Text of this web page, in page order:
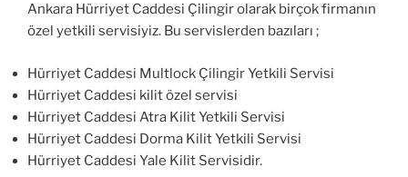
Ankara Hürriyet Caddesi Çilingir olarak birçok firmanın
özel yetkili servisiyiz. Bu servislerden bazıları ;
Hürriyet Caddesi Multlock Çilingir Yetkili Servisi
Hürriyet Caddesi kilit özel servisi
Hürriyet Caddesi Atra Kilit Yetkili Servisi
Hürriyet Caddesi Dorma Kilit Yetkili Servisi
Hürriyet Caddesi Yale Kilit Servisidir.